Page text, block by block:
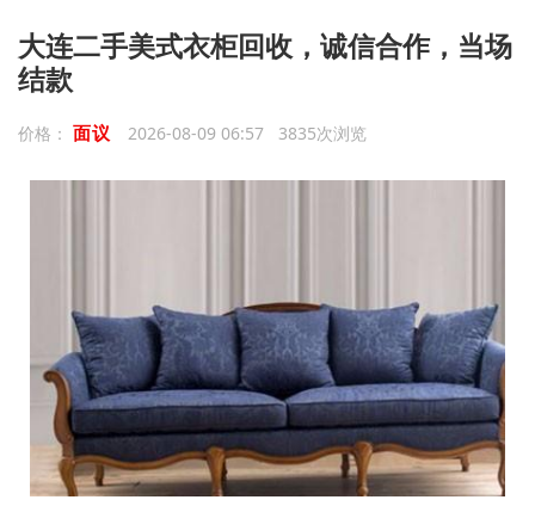
大连二手美式衣柜回收，诚信合作，当场
结款
价格： 面议 2026-08-09 06:57 3835次浏览